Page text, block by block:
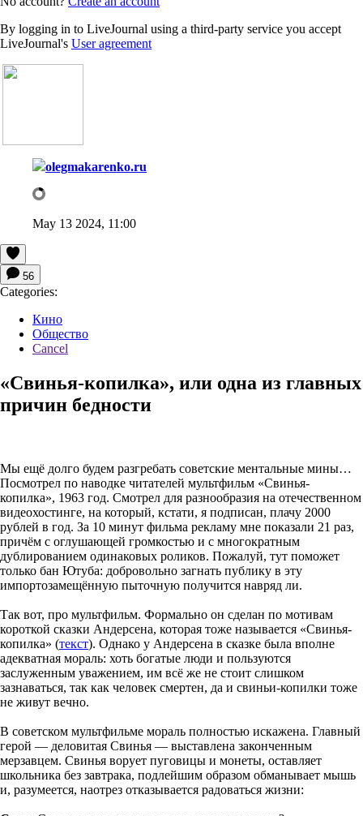
By logging in to LiveJournal using a third-party service you accept
LiveJournal's User agreement
olegmakarenko.ru
May 13 2024, 11:00
56
Categories:
Кино
Общество
Cancel
«Свинья-копилка», или одна из главных
причин бедности
Мы ещё долго будем разгребать советские ментальные мины…
Посмотрел по наводке читателей мультфильм «Свинья-
копилка», 1963 год. Смотрел для разнообразия на отечественном
видеохостинге, на который, кстати, я подписан, плачу 2000
рублей в год. За 10 минут фильма рекламу мне показали 21 раз,
причём с оглушающей громкостью и с многократным
дублированием одинаковых роликов. Пожалуй, тут поможет
только бан Ютуба: добровольно загнать публику в эту
импортозамещённую пыточную получится навряд ли.
Так вот, про мультфильм. Формально он сделан по мотивам
короткой сказки Андерсена, которая тоже называется «Свинья-
копилка» (текст). Однако у Андерсена в сказке была вполне
адекватная мораль: хоть богатые люди и пользуются
заслуженным уважением, им всё же не стоит слишком
зазнаваться, так как человек смертен, да и свиньи-копилки тоже
не живут вечно.
В советском мультфильме мораль полностью искажена. Главный
герой — деловитая Свинья — выставлена законченным
мерзавцем. Свинья ворует пуговицы и монеты, оставляет
школьника без завтрака, подлейшим образом обманывает мышь
и, разумеется, наотрез отказывается радоваться жизни: